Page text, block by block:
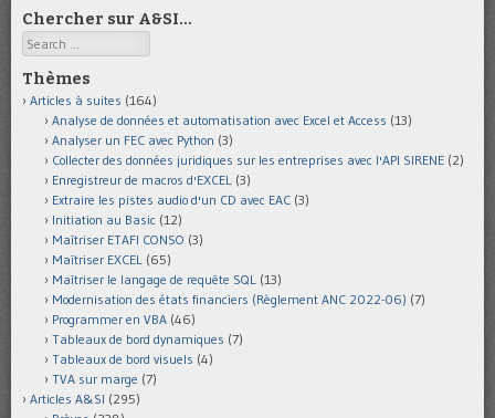
Chercher sur A&SI…
Search
Thèmes
Articles à suites (164)
Analyse de données et automatisation avec Excel et Access (13)
Analyser un FEC avec Python (3)
Collecter des données juridiques sur les entreprises avec l'API SIRENE (2)
Enregistreur de macros d'EXCEL (3)
Extraire les pistes audio d'un CD avec EAC (3)
Initiation au Basic (12)
Maîtriser ETAFI CONSO (3)
Maîtriser EXCEL (65)
Maîtriser le langage de requête SQL (13)
Modernisation des états financiers (Règlement ANC 2022-06) (7)
Programmer en VBA (46)
Tableaux de bord dynamiques (7)
Tableaux de bord visuels (4)
TVA sur marge (7)
Articles A&SI (295)